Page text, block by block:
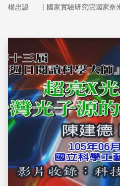
楊忠諺 ｜ 國家實驗研究院國家奈